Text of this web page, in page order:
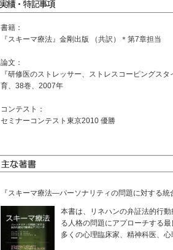
書籍：
『スキーマ療法』金剛出版 （共訳）＊第7章担当
論文：
『研修医のストレッサー、ストレスコーピングス
育、38巻、2007年
コンテスト：
セミナーコンテスト東京2010 優勝
『スキーマ療法―パーソナリティの問題に対する統
本書は、リネハンの弁証法的行
る人格の問題にアプローチする
多くの心理臨床家、精神科医、